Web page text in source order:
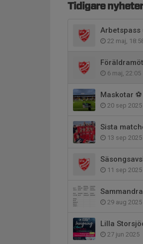
Tidigare nyheter
Arbetspass
22 maj,
6 maj, 22:05
Maskotar ⚽️
20 sep 2025
Sista
13 sep 2025
11 sep 2025
29 aug 2025
Lilla
27 jun 2025